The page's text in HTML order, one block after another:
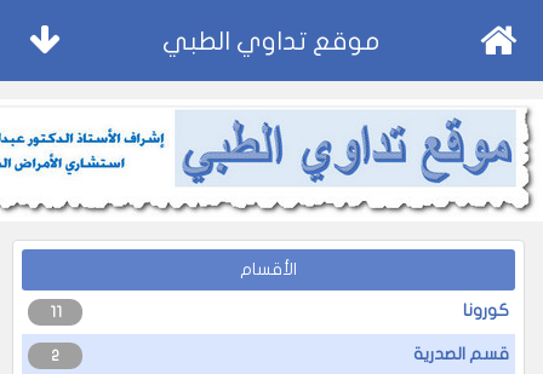
موقع تداوي الطبي
الأقسام
كورونا 11
قسم الصدرية 2